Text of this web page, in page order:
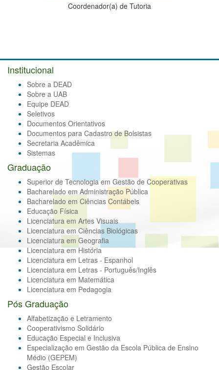
Coordenador(a) de Tutoria
Institucional
Sobre a DEAD
Sobre a UAB
Equipe DEAD
Seletivos
Documentos Orientativos
Documentos para Cadastro de Bolsistas
Secretaria Acadêmica
Sistemas
Graduação
Superior de Tecnologia em Gestão de Cooperativas
Bacharelado em Administração Pública
Bacharelado em Ciências Contábeis
Educação Física
Licenciatura em Artes Visuais
Licenciatura em Ciências Biológicas
Licenciatura em Geografia
Licenciatura em História
Licenciatura em Letras - Espanhol
Licenciatura em Letras - Português/Inglês
Licenciatura em Matemática
Licenciatura em Pedagogia
Pós Graduação
Alfabetização e Letramento
Cooperativismo Solidário
Educação Especial e Inclusiva
Especialização em Gestão da Escola Pública de Ensino
Médio (GEPEM)
Gestão Escolar